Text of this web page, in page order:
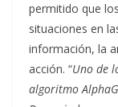
permitido que
situaciones en
información, la
acción. “Uno de
algoritmo